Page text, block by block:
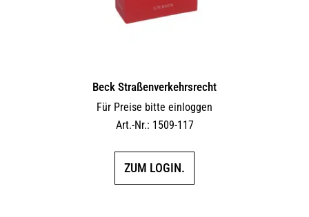
Beck Straßenverkehrsrecht
Für Preise bitte einloggen
Art.-Nr.: 1509-117
ZUM LOGIN.